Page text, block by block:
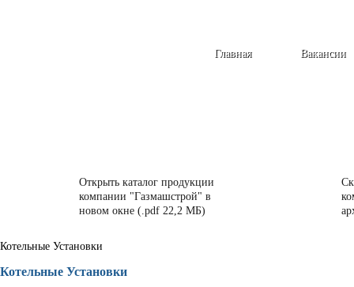
Вакансии
Главная
Открыть каталог продукции
компании "Газмашстрой" в
новом окне (.pdf 22,2 МБ)
Котельные Установки
Котельные Установки